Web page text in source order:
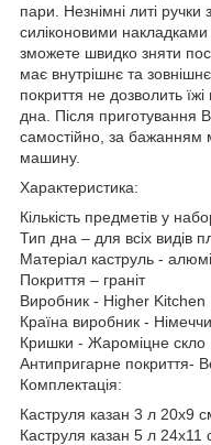
пари. Незнімні литі ручки
силіконовими
зможете швидко зняти
має внутрішнє та
покриття не дозволить
дна. Після приготування
самостійно, за бажанням
машину.
Характеристика:
Кількість предметів у
Тип дна – для всіх видів
Матеріал каструль -
Покриття – граніт
Виробник - Higher Kitchen
Країна виробник -
Кришки - Жароміцне скло
Антипригарне покриття-
Комплектація:
Каструля казан 3 л 20х9
Каструля казан 5 л